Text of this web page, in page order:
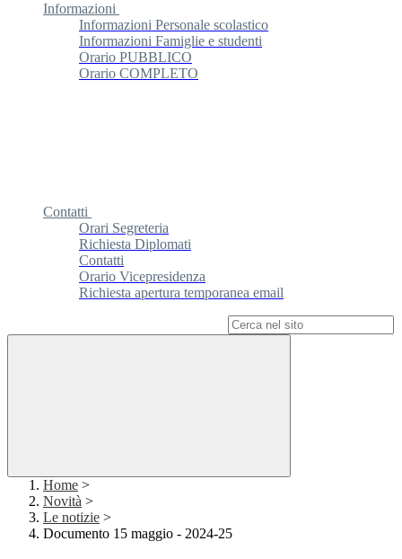
Informazioni
Informazioni Personale scolastico
Informazioni Famiglie e studenti
Orario PUBBLICO
Orario COMPLETO
Contatti
Orari Segreteria
Richiesta Diplomati
Contatti
Orario Vicepresidenza
Richiesta apertura temporanea email
Home >
Novità >
Le notizie >
Documento 15 maggio - 2024-25